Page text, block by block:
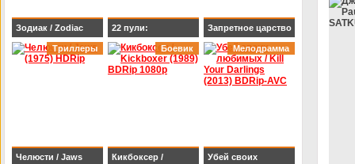
Зодиак / Zodiac
(2007) BDRip
22 пули:
Бессмертный / 22
Bullets / L'immortel
Запретное царство
/ The Forbidden
Kingdom (2008)
Челюсти / Jaws
Триллеры
Кикбоксер /
Боевик
Убей своих
Мелодрамма